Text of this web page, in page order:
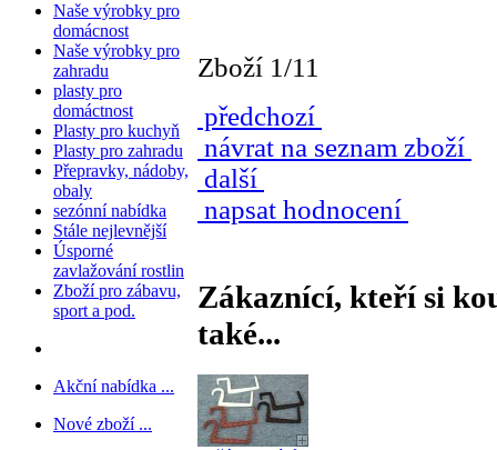
Naše výrobky pro
domácnost
Naše výrobky pro
zahradu
plasty pro
domáctnost
Plasty pro kuchyň
Plasty pro zahradu
Přepravky, nádoby,
obaly
sezónní nabídka
Stále nejlevnější
Úsporné
zavlažování rostlin
Zboží pro zábavu,
sport a pod.
Akční nabídka ...
Nové zboží ...
Zboží 1/11
předchozí
návrat na seznam zboží
další
napsat hodnocení
Zákaznící, kteří si
také...